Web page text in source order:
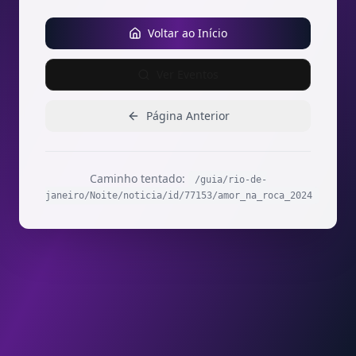
Voltar ao Início
Página Anterior
Caminho tentado:
/guia/rio-de-
janeiro/Noite/noticia/id/77153/amor_na_roca_2024